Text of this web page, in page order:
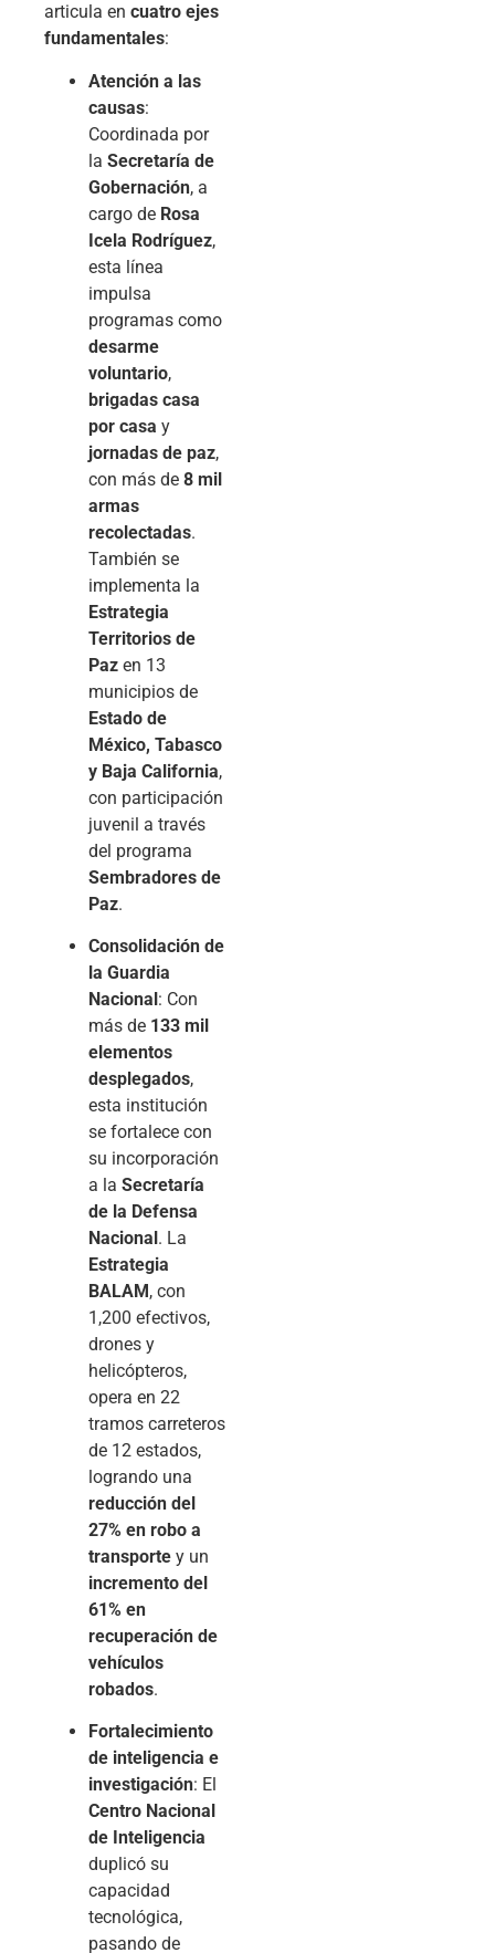
articula en cuatro ejes
fundamentales:
Atención a las
causas:
Coordinada por
la Secretaría de
Gobernación, a
cargo de Rosa
Icela Rodríguez,
esta línea
impulsa
programas como
desarme
voluntario,
brigadas casa
por casa y
jornadas de paz,
con más de 8 mil
armas
recolectadas.
También se
implementa la
Estrategia
Territorios de
Paz en 13
municipios de
Estado de
México, Tabasco
y Baja California,
con participación
juvenil a través
del programa
Sembradores de
Paz.
Consolidación de
la Guardia
Nacional: Con
más de 133 mil
elementos
desplegados,
esta institución
se fortalece con
su incorporación
a la Secretaría
de la Defensa
Nacional. La
Estrategia
BALAM, con
1,200 efectivos,
drones y
helicópteros,
opera en 22
tramos carreteros
de 12 estados,
logrando una
reducción del
27% en robo a
transporte y un
incremento del
61% en
recuperación de
vehículos
robados.
Fortalecimiento
de inteligencia e
investigación: El
Centro Nacional
de Inteligencia
duplicó su
capacidad
tecnológica,
pasando de